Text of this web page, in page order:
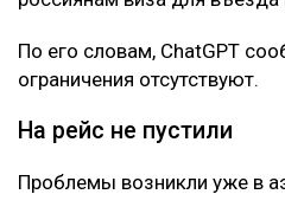
По его словам, ChatGPT
ограничения отсутствуют.
На рейс не пустили
Проблемы возникли уже в